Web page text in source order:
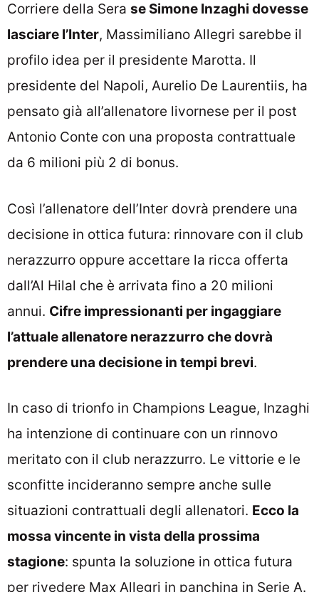
Corriere della Sera se Simone Inzaghi dovesse
lasciare l’Inter, Massimiliano Allegri sarebbe il
profilo idea per il presidente Marotta. Il
presidente del Napoli, Aurelio De Laurentiis, ha
pensato già all’allenatore livornese per il post
Antonio Conte con una proposta contrattuale
da 6 milioni più 2 di bonus.
Così l’allenatore dell’Inter dovrà prendere una
decisione in ottica futura: rinnovare con il club
nerazzurro oppure accettare la ricca offerta
dall’Al Hilal che è arrivata fino a 20 milioni
annui. Cifre impressionanti per ingaggiare
l’attuale allenatore nerazzurro che dovrà
prendere una decisione in tempi brevi.
In caso di trionfo in Champions League, Inzaghi
ha intenzione di continuare con un rinnovo
meritato con il club nerazzurro. Le vittorie e le
sconfitte incideranno sempre anche sulle
situazioni contrattuali degli allenatori. Ecco la
mossa vincente in vista della prossima
stagione: spunta la soluzione in ottica futura
per rivedere Max Allegri in panchina in Serie A.